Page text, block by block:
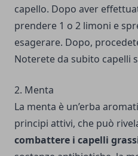
capello. Dopo aver
prendere 1 o 2 limoni e
esagerare. Dopo,
Noterete da subito capelli
2. Menta
La menta è un’erba
principi attivi, che può
combattere i capelli